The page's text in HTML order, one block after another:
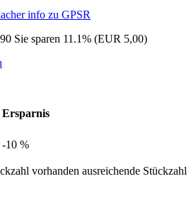
info zu GPSR
Sie sparen 11.1% (EUR 5,00)
Ersparnis
-10 %
ausreichende Stückzahl